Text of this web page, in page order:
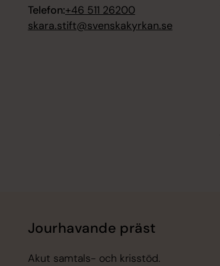
Telefon:+46 511 26200
skara.stift@svenskakyrkan.se
Jourhavande präst
Akut samtals- och krisstöd.